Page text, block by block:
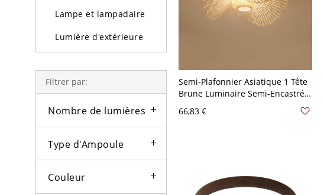
Lampe et lampadaire
Lumière d'extérieure
Filtrer par:
Nombre de lumières
Type d'Ampoule
Couleur
Semi-Plafonnier Asiatique 1 Tête
Brune Luminaire Semi-Encastré
en Rotin de Bambou Design de
Chapeau - Brun 110 V-120 V
66,83 €